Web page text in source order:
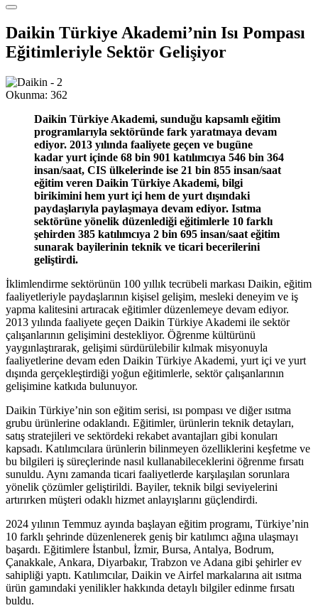
Daikin Türkiye Akademi’nin Isı Pompası
Eğitimleriyle Sektör Gelişiyor
Okunma: 362
Daikin Türkiye Akademi, sunduğu kapsamlı eğitim
programlarıyla sektöründe fark yaratmaya devam
ediyor. 2013 yılında faaliyete geçen ve bugüne
kadar yurt içinde 68 bin 901 katılımcıya 546 bin 364
insan/saat, CIS ülkelerinde ise 21 bin 855 insan/saat
eğitim veren Daikin Türkiye Akademi, bilgi
birikimini hem yurt içi hem de yurt dışındaki
paydaşlarıyla paylaşmaya devam ediyor. Isıtma
sektörüne yönelik düzenlediği eğitimlerle 10 farklı
şehirden 385 katılımcıya 2 bin 695 insan/saat eğitim
sunarak bayilerinin teknik ve ticari becerilerini
geliştirdi.
İklimlendirme sektörünün 100 yıllık tecrübeli markası Daikin, eğitim
faaliyetleriyle paydaşlarının kişisel gelişim, mesleki deneyim ve iş
yapma kalitesini artıracak eğitimler düzenlemeye devam ediyor.
2013 yılında faaliyete geçen Daikin Türkiye Akademi ile sektör
çalışanlarının gelişimini destekliyor. Öğrenme kültürünü
yaygınlaştırarak, gelişimi sürdürülebilir kılmak misyonuyla
faaliyetlerine devam eden Daikin Türkiye Akademi, yurt içi ve yurt
dışında gerçekleştirdiği yoğun eğitimlerle, sektör çalışanlarının
gelişimine katkıda bulunuyor.
Daikin Türkiye’nin son eğitim serisi, ısı pompası ve diğer ısıtma
grubu ürünlerine odaklandı. Eğitimler, ürünlerin teknik detayları,
satış stratejileri ve sektördeki rekabet avantajları gibi konuları
kapsadı. Katılımcılara ürünlerin bilinmeyen özelliklerini keşfetme ve
bu bilgileri iş süreçlerinde nasıl kullanabileceklerini öğrenme fırsatı
sunuldu. Aynı zamanda ticari faaliyetlerde karşılaşılan sorunlara
yönelik çözümler geliştirildi. Bayiler, teknik bilgi seviyelerini
artırırken müşteri odaklı hizmet anlayışlarını güçlendirdi.
2024 yılının Temmuz ayında başlayan eğitim programı, Türkiye’nin
10 farklı şehrinde düzenlenerek geniş bir katılımcı ağına ulaşmayı
başardı. Eğitimlere İstanbul, İzmir, Bursa, Antalya, Bodrum,
Çanakkale, Ankara, Diyarbakır, Trabzon ve Adana gibi şehirler ev
sahipliği yaptı. Katılımcılar, Daikin ve Airfel markalarına ait ısıtma
ürün gamındaki yenilikler hakkında detaylı bilgiler edinme fırsatı
buldu.